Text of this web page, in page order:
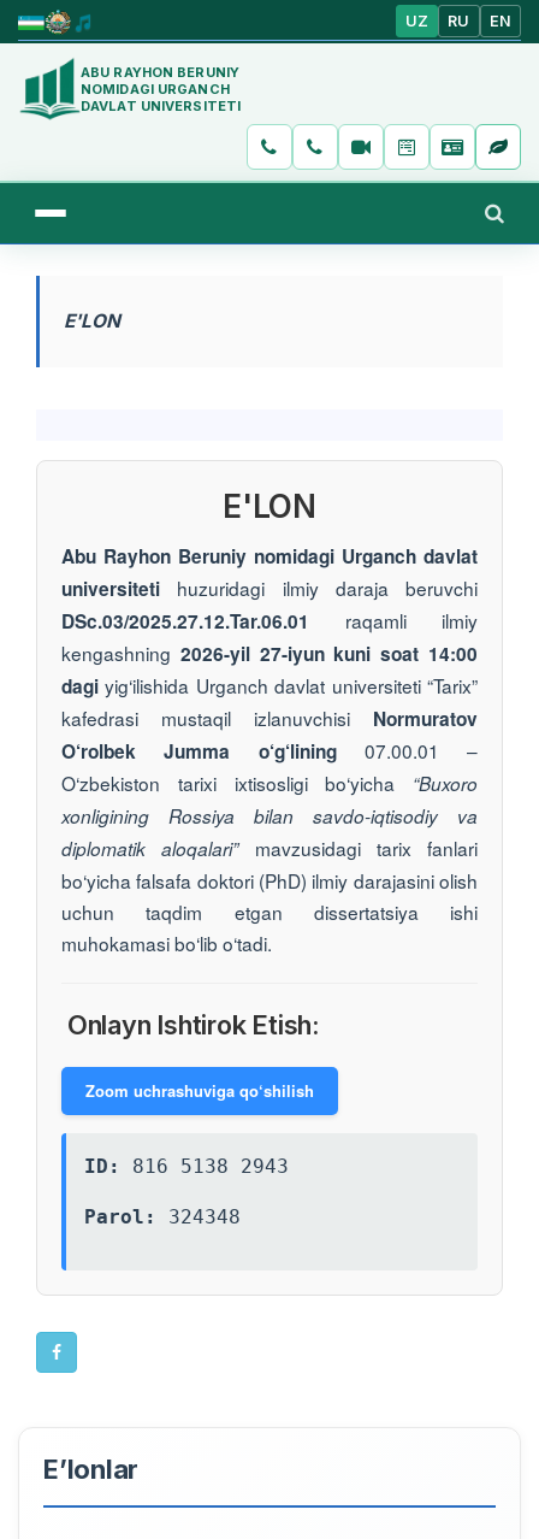
UZ RU EN
ABU RAYHON BERUNIY
NOMIDAGI URGANCH
DAVLAT UNIVERSITETI
E'LON
E'LON
Abu Rayhon Beruniy nomidagi Urganch davlat
universiteti huzuridagi ilmiy daraja beruvchi
DSc.03/2025.27.12.Tar.06.01
raqamli ilmiy
kengashning 2026-yil 27-iyun kuni soat 14:00
dagi yig‘ilishida Urganch davlat universiteti “Tarix”
kafedrasi mustaqil izlanuvchisi Normuratov
O‘rolbek Jumma o‘g‘lining07.00.01 –
O‘zbekiston tarixi ixtisosligi bo‘yicha “Buxoro
xonligining Rossiya bilan savdo-iqtisodiy va
diplomatik aloqalari”mavzusidagi tarix fanlari
bo‘yicha falsafa doktori (PhD) ilmiy darajasini olish
uchun taqdim etgan dissertatsiya ishi
muhokamasi bo‘lib o‘tadi.
Onlayn Ishtirok Etish:
Zoom uchrashuviga qo‘shilish
ID: 816 5138 2943
Parol: 324348
E’lonlar